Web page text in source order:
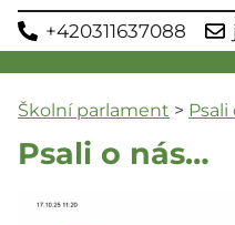
+420311637088
Školní parlament > Psali
Psali o nás…